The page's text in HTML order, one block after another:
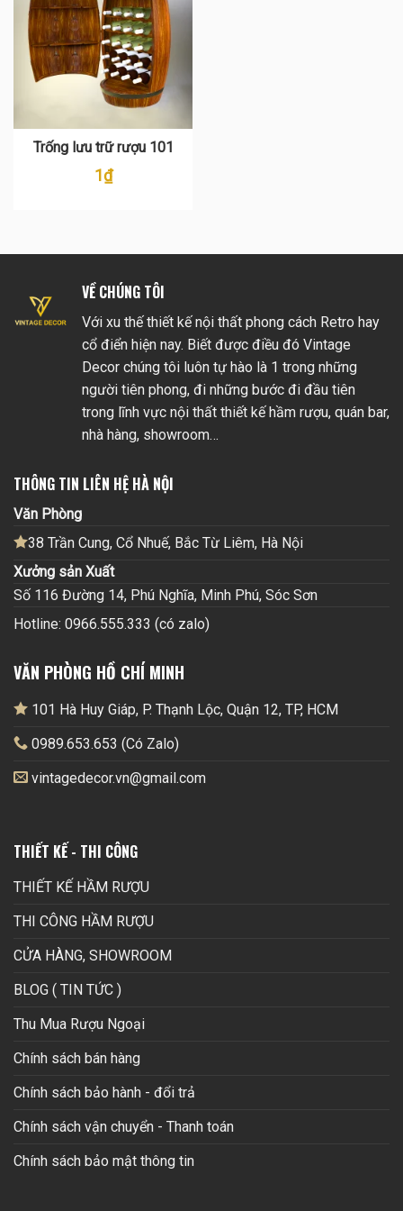
Trống lưu trữ rượu 101
1₫
VỀ CHÚNG TÔI
Với xu thế thiết kế nội thất phong cách Retro hay
cổ điển hiện nay. Biết được điều đó Vintage
Decor chúng tôi luôn tự hào là 1 trong những
người tiên phong, đi những bước đi đầu tiên
trong lĩnh vực nội thất thiết kế hầm rượu, quán bar,
nhà hàng, showroom…
THÔNG TIN LIÊN HỆ HÀ NỘI
Văn Phòng
38 Trần Cung, Cổ Nhuế, Bắc Từ Liêm, Hà Nội
Xưởng sản Xuất
Số 116 Đường 14, Phú Nghĩa, Minh Phú, Sóc Sơn
Hotline: 0966.555.333 (có zalo)
VĂN PHÒNG HỒ CHÍ MINH
101 Hà Huy Giáp, P. Thạnh Lộc, Quận 12, TP, HCM
0989.653.653 (Có Zalo)
vintagedecor.vn@gmail.com
THIẾT KẾ - THI CÔNG
THIẾT KẾ HẦM RƯỢU
THI CÔNG HẦM RƯỢU
CỬA HÀNG, SHOWROOM
BLOG ( TIN TỨC )
Thu Mua Rượu Ngoại
Chính sách bán hàng
Chính sách bảo hành - đổi trả
Chính sách vận chuyển - Thanh toán
Chính sách bảo mật thông tin